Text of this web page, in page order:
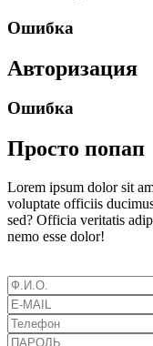
Ошибка
Авторизация
Ошибка
Просто попап
Lorem ipsum dolor sit
voluptate officiis
sed? Officia veritatis
nemo esse dolor!